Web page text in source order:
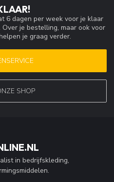
6 dagen per week voor je klaar
je bestelling, maar ook voor
je graag verder.
SHOP
in bedrijfskleding,